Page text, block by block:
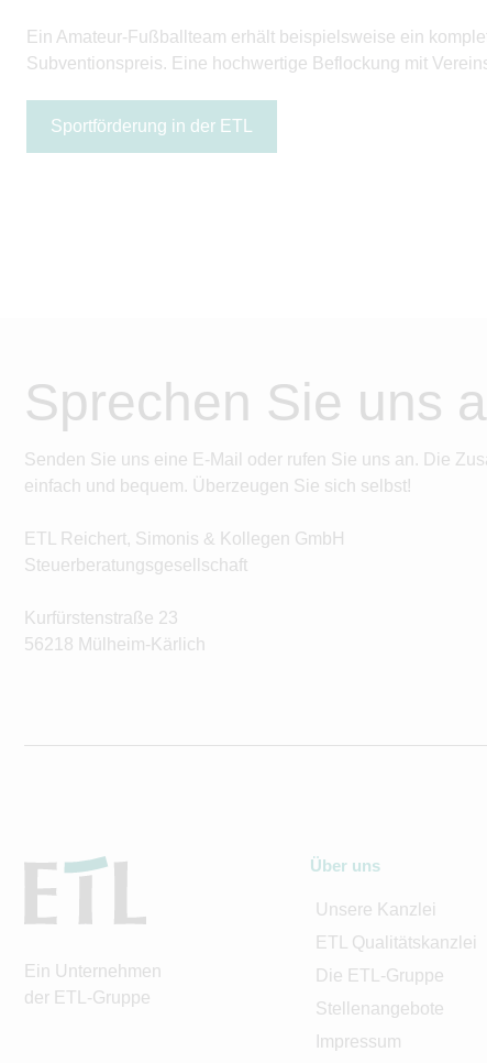
Ein Amateur-Fußballteam erhält beispielsweise ein
Subventionspreis. Eine hochwertige Beflockung mit
Sportförderung in der ETL
Sprechen Sie uns
Senden Sie uns eine E-Mail oder rufen Sie uns an. Die
einfach und bequem. Überzeugen Sie sich selbst!
ETL Reichert, Simonis & Kollegen GmbH
Steuerberatungsgesellschaft
Kurfürstenstraße 23
56218 Mülheim-Kärlich
Ein Unternehmen
der ETL-Gruppe
Über uns
Unsere Kanzlei
ETL Qualitätskanzlei
Die ETL-Gruppe
Stellenangebote
Impressum